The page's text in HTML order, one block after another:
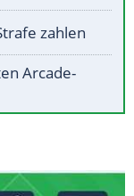
zahlen
Arcade-